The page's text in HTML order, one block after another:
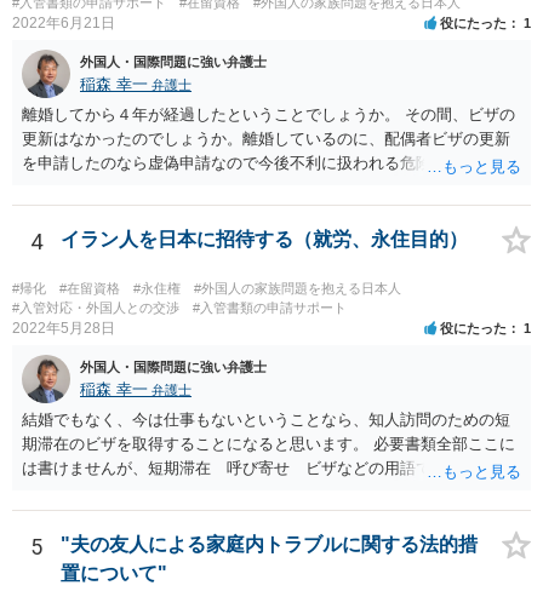
2022年6月21日 役にたった 1
外国人・国際問題に強い弁護士
稲森 幸一 弁護士
離婚してから４年が経過したということでしょうか。 その間、ビザの
更新はなかったのでしょうか。離婚しているのに、配偶者ビザの更新
を申請したのなら虚偽申請なので今後不利に扱われる危険がありま
しょうか。ただその場合も通用しないかもしれませんが、すぐに届け
る必要があることを知らなかったとしか言いようがないのかもしれま
目に働いていたこと、今後の生活に十分困らないお金があることなど
を示していくことになると思います。 頑張ってください。
4 イラン人を日本に招待する（就労、永住目的）
#帰化 #在留資格 #永住権
#外国人の家族問題を抱える日本人
#入管対応・外国人との交渉
#入管書類の申請サポート
2022年5月28日 役にたった 1
外国人・国際問題に強い弁護士
稲森 幸一 弁護士
結婚でもなく、今は仕事もないということなら、知人訪問のための短
期滞在のビザを取得することになると思います。 必要書類全部ここに
は書けませんが、短期滞在 呼び寄せ ビザなどの用語で検索すると
す。 それらを揃えて、イランにある日本大使館ににビザを申請するこ
とになります。 期間は通常９０日、３０日、あるいは１５日ですが、
今はコロナもあり刻々と状況が変わっているので、事前に外務省や大
5
"夫の友人による家庭内トラブルに関する法的措
置について"